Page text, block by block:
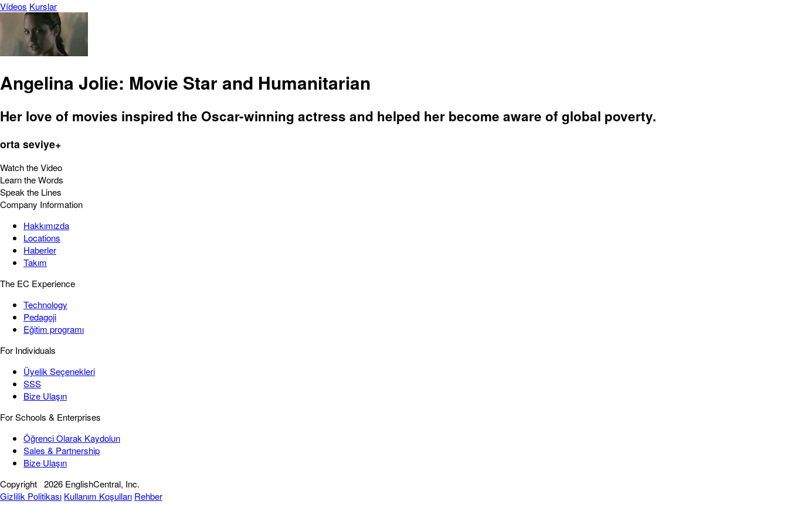
Vídeos Kurslar
Angelina Jolie: Movie Star and Humanitarian
Her love of movies inspired the Oscar-winning actress and helped her become aware of global poverty.
orta seviye+
Watch the Video
Learn the Words
Speak the Lines
Company Information
Hakkımızda
Locations
Haberler
Takım
The EC Experience
Technology
Pedagoji
Eğitim programı
For Individuals
Üyelik Seçenekleri
SSS
Bize Ulaşın
For Schools & Enterprises
Öğrenci Olarak Kaydolun
Sales & Partnership
Bize Ulaşın
Copyright 2026 EnglishCentral, Inc.
Gizlilik Politikası Kullanım Koşulları Rehber